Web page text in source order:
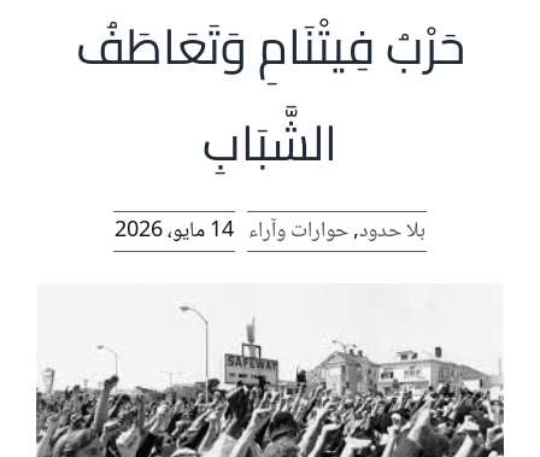
حَرْبُ فِيتْنَامِ وَتَعَاطَفُ
الشَّبَابِ
بلا حدود,حوارات وآراء 14 مايو، 2026